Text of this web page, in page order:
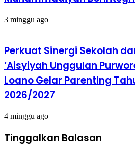
3 minggu ago
Perkuat Sinergi Sekolah
‘Aisyiyah Unggulan
Loano Gelar Parenting
2026/2027
4 minggu ago
Tinggalkan Balasan